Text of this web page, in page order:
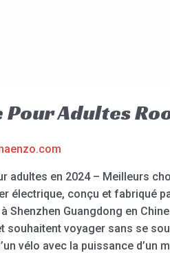
Adultes
adultes en 2024 – Meilleurs
électrique, conçu et fabriqué
Guangdong en
souhaitent voyager sans se
vélo avec la puissance